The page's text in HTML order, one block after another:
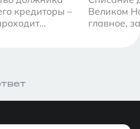
кредиторы –
заявление
спишут
Великом
главное,